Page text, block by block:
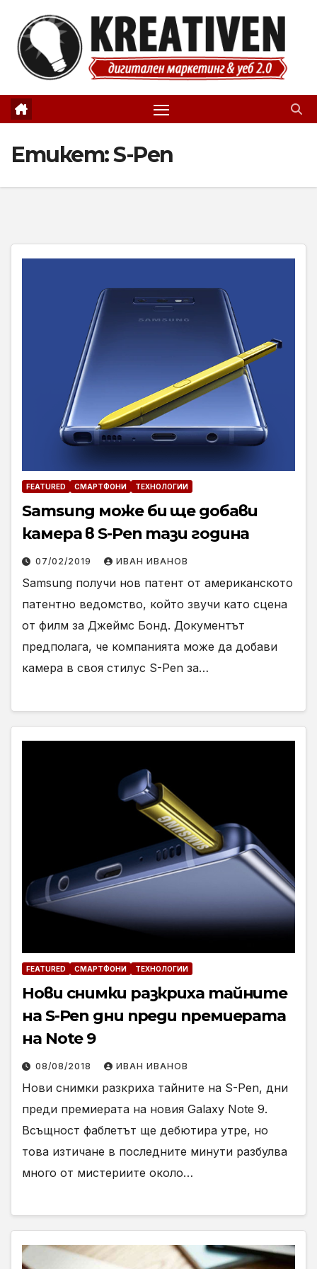
content
Етикет:S-Pen
FEATURED СМАРТФОНИ ТЕХНОЛОГИИ
Samsung може би ще добави
камера в S-Pen тази година
07/02/2019 ИВАН ИВАНОВ
Samsung получи нов патент от американското
патентно ведомство, който звучи като сцена
от филм за Джеймс Бонд. Документът
предполага, че компанията може да добави
камера в своя стилус S-Pen за…
FEATURED СМАРТФОНИ ТЕХНОЛОГИИ
Нови снимки разкриха тайните
на S-Pen дни преди премиерата
на Note 9
08/08/2018 ИВАН ИВАНОВ
Нови снимки разкриха тайните на S-Pen, дни
преди премиерата на новия Galaxy Note 9.
Всъщност фаблетът ще дебютира утре, но
това изтичане в последните минути разбулва
много от мистериите около…